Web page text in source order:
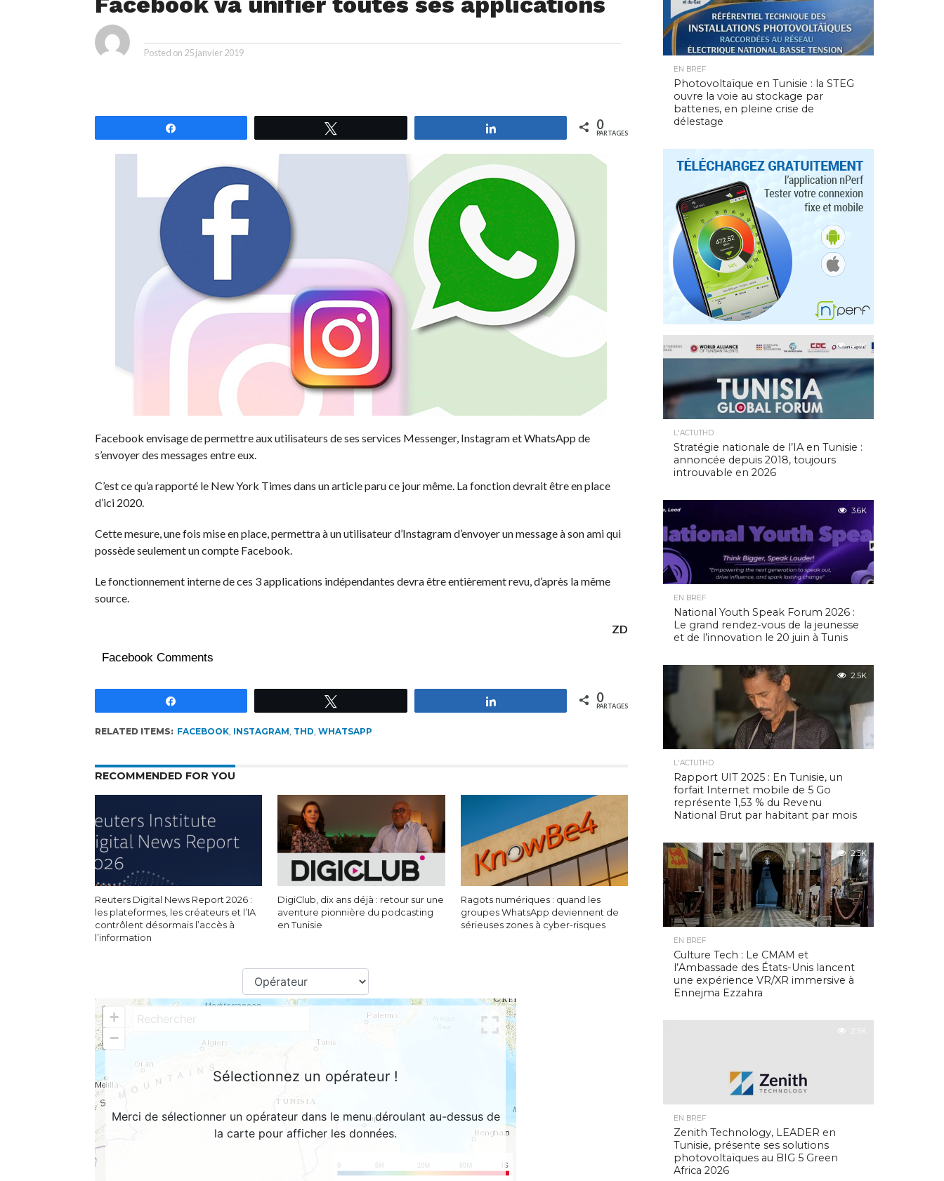
Posted on 25 janvier 2019
0
PARTAGES
Facebook envisage de permettre aux utilisateurs de ses services Messenger, Instagram et WhatsApp de
s’envoyer des messages entre eux.
C’est ce qu’a rapporté le New York Times dans un article paru ce jour même. La fonction devrait être en place
d’ici 2020.
Cette mesure, une fois mise en place, permettra à un utilisateur d’Instagram d’envoyer un message à son ami qui
possède seulement un compte Facebook.
Le fonctionnement interne de ces 3 applications indépendantes devra être entièrement revu, d’après la même
source.
ZD
Facebook Comments
0
PARTAGES
RELATED ITEMS: FACEBOOK, INSTAGRAM, THD, WHATSAPP
RECOMMENDED FOR YOU
Reuters Digital News Report 2026 :
les plateformes, les créateurs et l’IA
contrôlent désormais l’accès à
l’information
DigiClub, dix ans déjà : retour sur une
aventure pionnière du podcasting
en Tunisie
Ragots numériques : quand les
groupes WhatsApp deviennent de
sérieuses zones à cyber-risques
EN BREF
Photovoltaïque en Tunisie : la STEG
ouvre la voie au stockage par
batteries, en pleine crise de
délestage
4.9K
L'ACTUTHD
Stratégie nationale de l’IA en Tunisie :
annoncée depuis 2018, toujours
introuvable en 2026
3.6K
EN BREF
National Youth Speak Forum 2026 :
Le grand rendez-vous de la jeunesse
et de l’innovation le 20 juin à Tunis
2.5K
L'ACTUTHD
Rapport UIT 2025 : En Tunisie, un
forfait Internet mobile de 5 Go
représente 1,53 % du Revenu
National Brut par habitant par mois
2.5K
EN BREF
Culture Tech : Le CMAM et
l’Ambassade des États-Unis lancent
une expérience VR/XR immersive à
Ennejma Ezzahra
2.5K
EN BREF
Zenith Technology, LEADER en
Tunisie, présente ses solutions
photovoltaïques au BIG 5 Green
Africa 2026